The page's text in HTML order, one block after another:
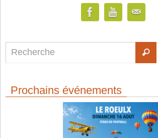
Prochains événements